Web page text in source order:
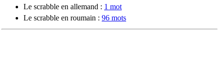
Le scrabble en allemand : 1 mot
Le scrabble en roumain : 96 mots